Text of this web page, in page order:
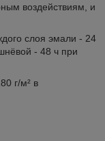
воздействиям, и
слоя эмали - 24
- 48 ч при
г/м² в